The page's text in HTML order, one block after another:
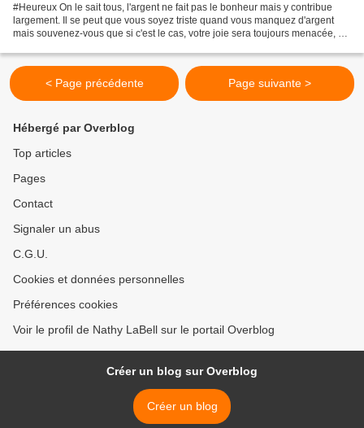
#Heureux On le sait tous, l'argent ne fait pas le bonheur mais y contribue
largement. Il se peut que vous soyez triste quand vous manquez d'argent
mais souvenez-vous que si c'est le cas, votre joie sera toujours menacée, et
< Page précédente Page suivante >
Hébergé par Overblog
Top articles
Pages
Contact
Signaler un abus
C.G.U.
Cookies et données personnelles
Préférences cookies
Voir le profil de Nathy LaBell sur le portail Overblog
Créer un blog sur Overblog
Créer un blog